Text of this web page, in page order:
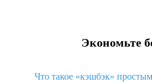
Экономьте
Что такое «кэшбэк»